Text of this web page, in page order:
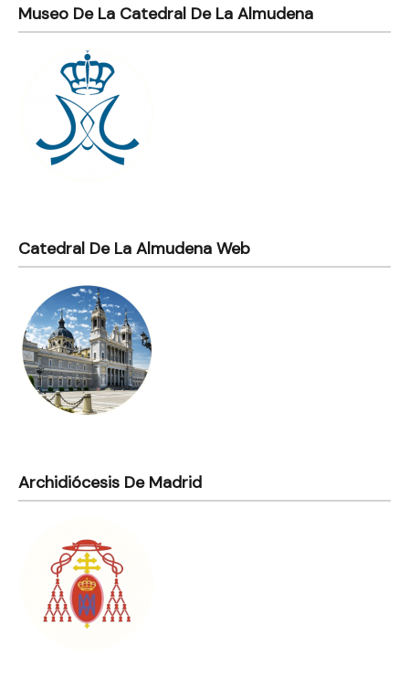
Museo De La Catedral De La Almudena
Catedral De La Almudena Web
Archidiócesis De Madrid